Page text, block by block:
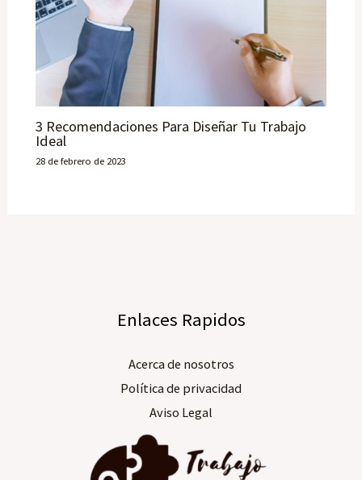
3 Recomendaciones Para Diseñar Tu Trabajo
Ideal
28 de febrero de 2023
Enlaces Rapidos
Acerca de nosotros​
Política de privacidad
Aviso Legal